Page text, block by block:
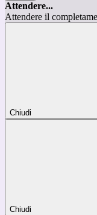
Attendere...
Attendere il
Chiudi
Chiudi